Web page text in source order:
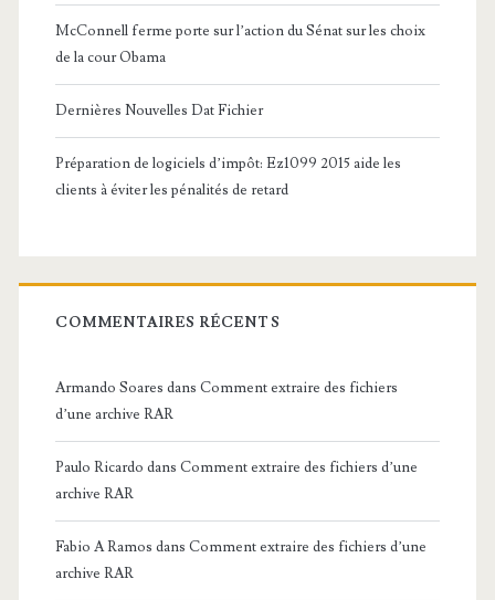
McConnell ferme porte sur l’action du Sénat sur les choix
de la cour Obama
Dernières Nouvelles Dat Fichier
Préparation de logiciels d’impôt: Ez1099 2015 aide les
clients à éviter les pénalités de retard
COMMENTAIRES RÉCENTS
Armando Soares dans Comment extraire des fichiers
d’une archive RAR
Paulo Ricardo dans Comment extraire des fichiers d’une
archive RAR
Fabio A Ramos dans Comment extraire des fichiers d’une
archive RAR